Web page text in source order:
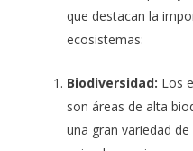
que destacan la
ecosistemas:
Biodiversidad: Los
son áreas de alta
una gran variedad